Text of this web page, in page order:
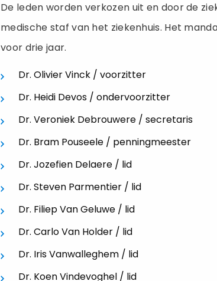
De leden worden verkozen uit en door de
medische staf van het ziekenhuis. Het
voor drie jaar.
Dr. Olivier Vinck / voorzitter
Dr. Heidi Devos / ondervoorzitter
Dr. Veroniek Debrouwere / secretaris
Dr. Bram Pouseele / penningmeester
Dr. Jozefien Delaere / lid
Dr. Steven Parmentier / lid
Dr. Filiep Van Geluwe / lid
Dr. Carlo Van Holder / lid
Dr. Iris Vanwalleghem / lid
Dr. Koen Vindevoghel / lid